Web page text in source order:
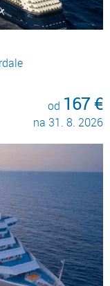
od 167 €
na 31. 8. 2026